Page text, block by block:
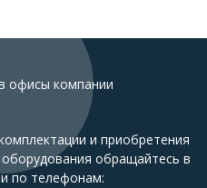
и приобретения
обращайтесь в
по телефонам: